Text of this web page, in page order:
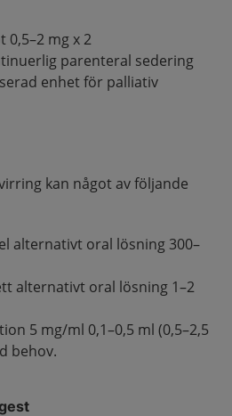
0,5–2 mg x 2
parenteral sedering
enhet för palliativ
kan något av följande
alternativt oral lösning 300–
alternativt oral lösning 1–2
5 mg/ml 0,1–0,5 ml (0,5–2,5
behov.